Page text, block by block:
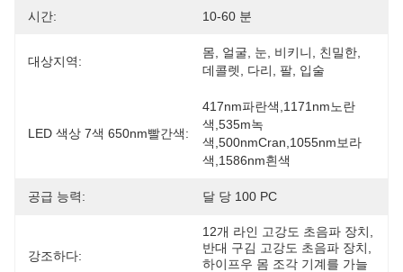
시간: 10-60 분
대상지역:
몸, 얼굴, 눈, 비키니, 친밀한,
데콜렛, 다리, 팔, 입술
LED 색상 7색 650nm빨간색:
417nm파란색,1171nm노란
색,535m녹
색,500nmCran,1055nm보라
색,1586nm흰색
공급 능력: 달 당 100 PC
강조하다:
12개 라인 고강도 초음파 장치
반대 구김 고강도 초음파 장치
하이프우 몸 조각 기계를 가늘